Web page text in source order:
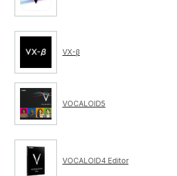
VX-β
VOCALOID5
VOCALOID4 Editor